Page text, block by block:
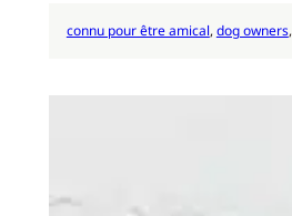
connu pour être amical, dog owners,